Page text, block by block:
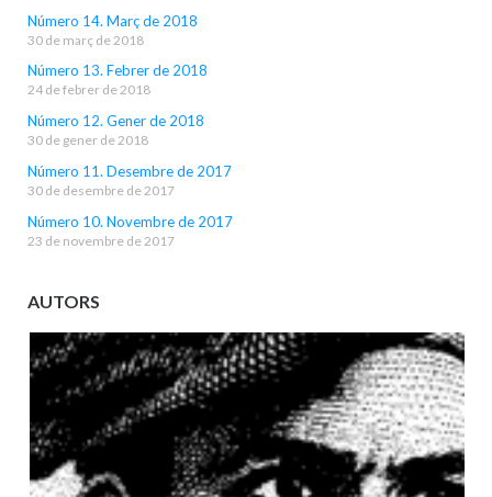
Número 14. Març de 2018
30 de març de 2018
Número 13. Febrer de 2018
24 de febrer de 2018
Número 12. Gener de 2018
30 de gener de 2018
Número 11. Desembre de 2017
30 de desembre de 2017
Número 10. Novembre de 2017
23 de novembre de 2017
AUTORS